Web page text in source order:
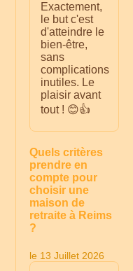
Exactement,
le but c'est
d'atteindre le
bien-être,
sans
complications
inutiles. Le
plaisir avant
tout ! 😊👍
Quels critères
prendre en
compte pour
choisir une
maison de
retraite à Reims
?
le 13 Juillet 2026